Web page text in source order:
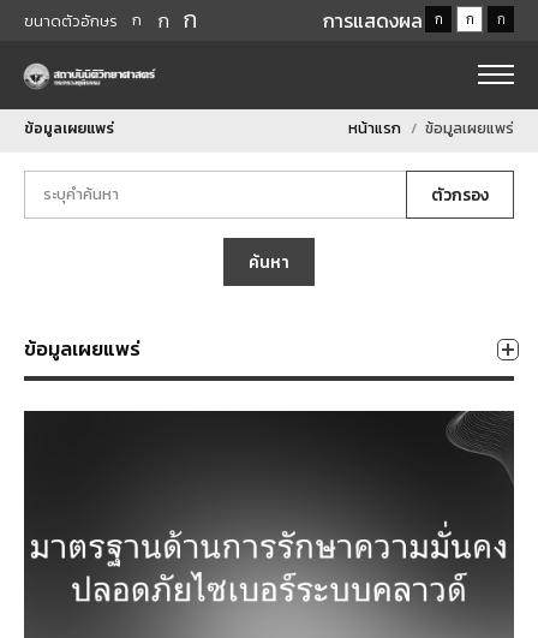
ขนาดตัวอักษร ก ก ก การแสดงผล ก ก ก
ข้อมูลเผยแพร่ หน้าแรก ข้อมูลเผยแพร่
ตัวกรอง
ค้นหา
ข้อมูลเผยแพร่